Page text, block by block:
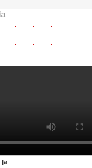
I«